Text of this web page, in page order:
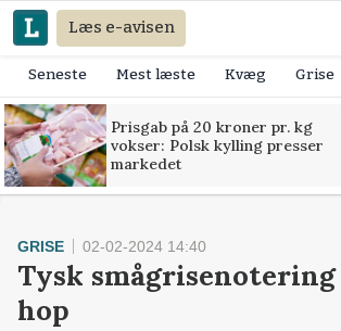
Læs e-avisen
Seneste Mest læste Kvæg Grise
Prisgab på 20 kroner pr. kg
vokser: Polsk kylling presser
markedet
GRISE 02-02-2024 14:40
Tysk
hop